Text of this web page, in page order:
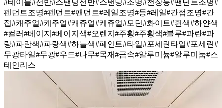
#테이블#선반#스탠딩선반#스탠딩#조명#천장등#팬던트조명#
펜던트조명#펜던트#팬던트#레일조명#등#레일#간접조명#간
접#캐주얼#케주얼#캐쥬얼#케쥬얼#모던#화이트#흰색#하얀색
#컬러#베이지 #베이지색#오렌지 #주황#주황색#블루#파란#파
랑#파란색#파랑색#하늘색#페인트#타일#포세린타일#포세린#
무광타일#무광#우드#나무#목재#금속#알루미늄#알루미눔#스
테인리스